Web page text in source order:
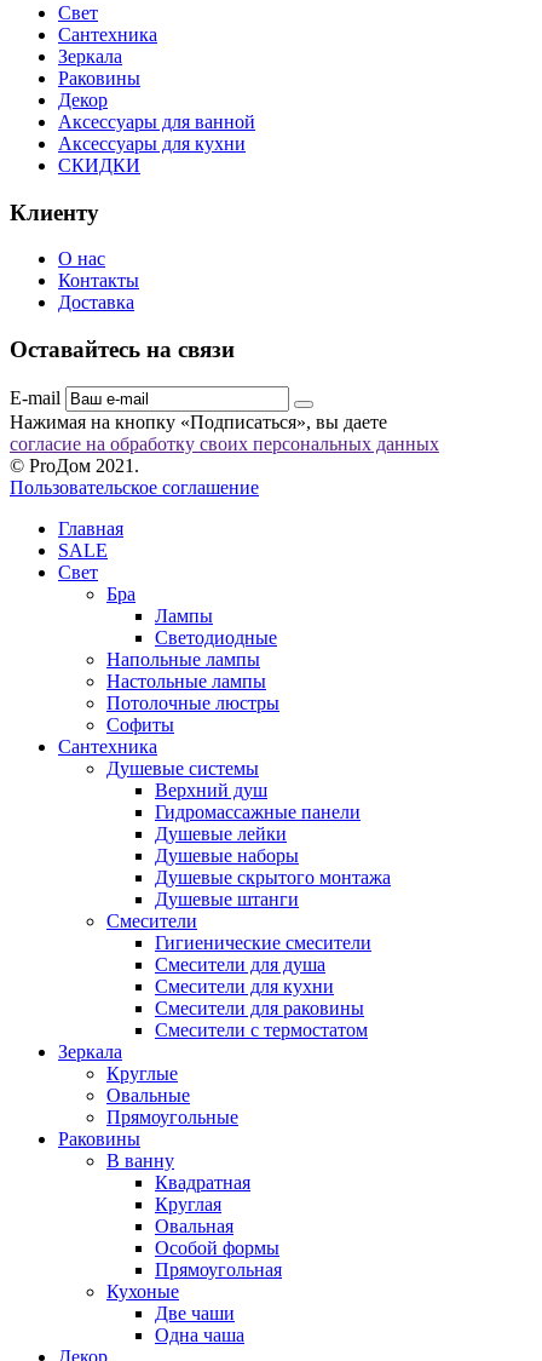
Свет
Сантехника
Зеркала
Раковины
Декор
Аксессуары для ванной
Аксессуары для кухни
СКИДКИ
Клиенту
О нас
Контакты
Доставка
Оставайтесь на связи
E-mail
Нажимая на кнопку «Подписаться», вы даете
согласие на обработку своих персональных данных
© ProДом 2021.
Пользовательское соглашение
Главная
SALE
Свет
Бра
Лампы
Светодиодные
Напольные лампы
Настольные лампы
Потолочные люстры
Софиты
Сантехника
Душевые системы
Верхний душ
Гидромассажные панели
Душевые лейки
Душевые наборы
Душевые скрытого монтажа
Душевые штанги
Смесители
Гигиенические смесители
Смесители для душа
Смесители для кухни
Смесители для раковины
Смесители с термостатом
Зеркала
Круглые
Овальные
Прямоугольные
Раковины
В ванну
Квадратная
Круглая
Овальная
Особой формы
Прямоугольная
Кухоные
Две чаши
Одна чаша
Декор